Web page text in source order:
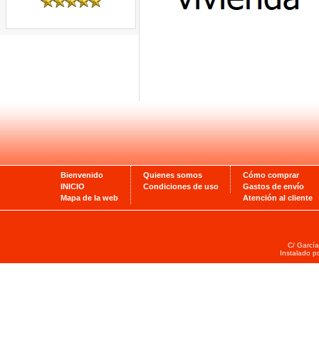
Bienvenido
INICIO
Mapa de la web
Quienes somos
Condiciones de uso
Cómo comprar
Gastos de envío
Atención al cliente
C/
Instalado